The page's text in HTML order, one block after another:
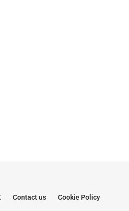
Contact us Cookie Policy